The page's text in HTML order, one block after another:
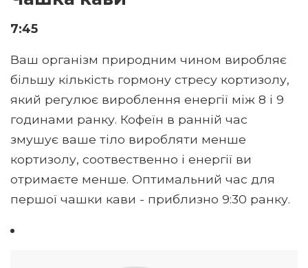
7:45
Ваш організм природним чином виробляє
більшу кількість гормону стресу кортизолу,
який регулює вироблення енергії між 8 і 9
годинами ранку. Кофеїн в ранній час
змушує ваше тіло виробляти менше
кортизолу, соотвественно і енергії ви
отримаєте менше. Оптимальний час для
першої чашки кави - приблизно 9:30 ранку.